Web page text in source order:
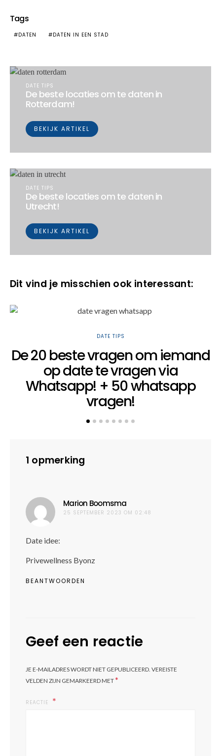
Tags
DATEN DATEN IN EEN STAD
DATE TIPS
De beste locaties om te daten in
Rotterdam!
BEKIJK ARTIKEL
DATE TIPS
De beste locaties om te daten in
Utrecht!
BEKIJK ARTIKEL
Dit vind je misschien ook interessant:
DATE TIPS
De 20 beste vragen om iemand
op date te vragen via
Whatsapp! + 50 whatsapp
vragen!
1 opmerking
Marion Boomsma
25 SEPTEMBER 2023 OM 02:48
Date idee:
Privewellness Byonz
BEANTWOORDEN
Geef een reactie
JE E-MAILADRES WORDT NIET GEPUBLICEERD. VEREISTE
VELDEN ZIJN GEMARKEERD MET*
REACTIE